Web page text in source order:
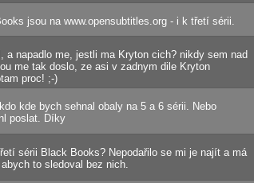
jsou na www.opensubtitles.org - i k třetí sérii.
a napadlo me, jestli ma Kryton cich? nikdy sem nad
me tak doslo, ze asi v zadnym dile Kryton
proc! ;-)
kde bych sehnal obaly na 5 a 6 sérii. Nebo
poslat. Díky
sérii Black Books? Nepodařilo se mi je najít a má
to sledoval bez nich.